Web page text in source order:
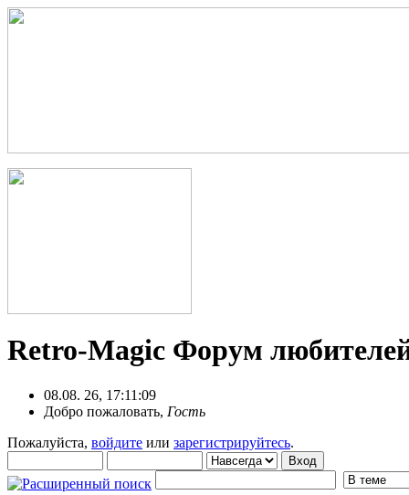
Retro-Magic Форум
08.08. 26, 17:11:09
Добро пожаловать, Гость
Пожалуйста, войдите или зарегистрируйтесь.